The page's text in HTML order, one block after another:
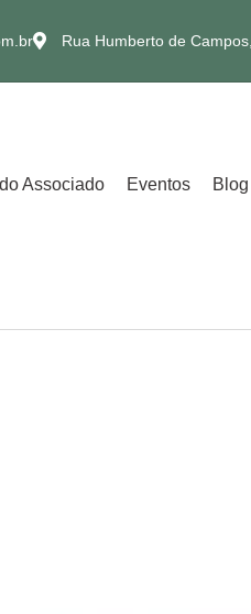
Rua Humberto de
Associado Eventos Blog